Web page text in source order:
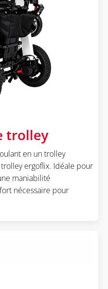
trolley
en un trolley
ergoflix. Idéale pour
maniabilité
nécessaire pour